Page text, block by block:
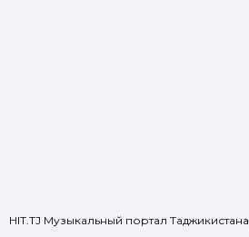
HIT.TJ Музыкальный портал Таджикистана